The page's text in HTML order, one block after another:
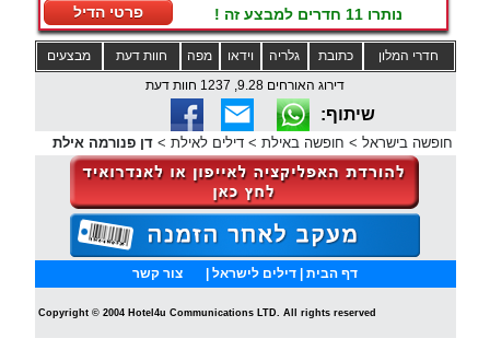
פרטי הדיל נותרו 11 חדרים למבצע זה !
מבצעים חוות דעת מפה וידאו גלריה כתובת
חדרי המלון
דירוג האורחים 9.28, 1237 חוות דעת
שיתוף:
חופשה בישראל > חופשה באילת > דילים לאילת > דן פנורמה אילת
דף הבית | דילים לישראל | צור קשר
Copyright © 2004 Hotel4u Communications LTD. All rights reserved